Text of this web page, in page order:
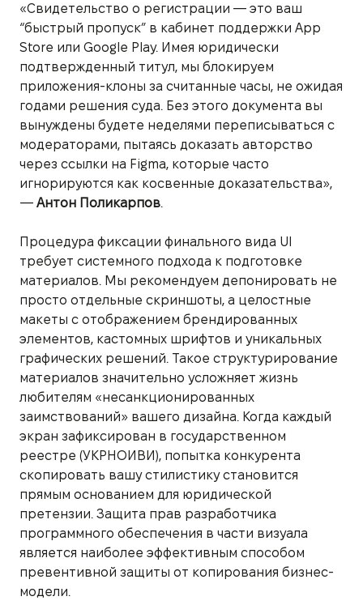
«Свидетельство о регистрации — это ваш
“быстрый пропуск” в кабинет поддержки App
Store или Google Play. Имея юридически
подтвержденный титул, мы блокируем
приложения-клоны за считанные часы, не ожидая
годами решения суда. Без этого документа вы
вынуждены будете неделями переписываться с
модераторами, пытаясь доказать авторство
через ссылки на Figma, которые часто
игнорируются как косвенные доказательства»,
— Антон Поликарпов.
Процедура фиксации финального вида UI
требует системного подхода к подготовке
материалов. Мы рекомендуем депонировать не
просто отдельные скриншоты, а целостные
макеты с отображением брендированных
элементов, кастомных шрифтов и уникальных
графических решений. Такое структурирование
материалов значительно усложняет жизнь
любителям «несанкционированных
заимствований» вашего дизайна. Когда каждый
экран зафиксирован в государственном
реестре (УКРНОИВИ), попытка конкурента
скопировать вашу стилистику становится
прямым основанием для юридической
претензии. Защита прав разработчика
программного обеспечения в части визуала
является наиболее эффективным способом
превентивной защиты от копирования бизнес-
модели.